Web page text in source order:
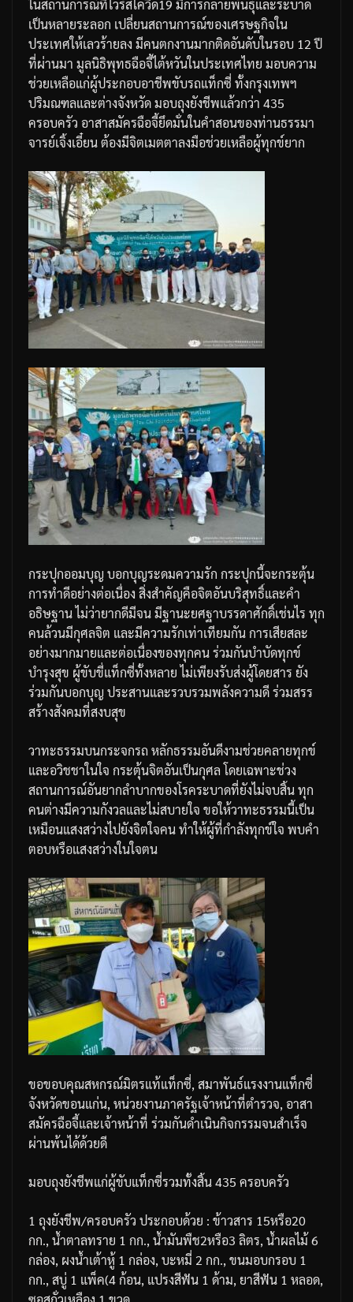
ในสถานการณ์ที่ไวรัสโควิด19 มีการกลายพันธุ์และระบาด
เป็นหลายระลอก เปลี่ยนสถานการณ์ของเศรษฐกิจใน
ประเทศให้เลวร้ายลง มีคนตกงานมากติดอันดับในรอบ 12ปี
ที่ผ่านมา มูลนิธิพุทธฉือจี้ไต้หวันในประเทศไทย มอบความ
ช่วยเหลือแก่ผู้ประกอบอาชีพขับรถแท็กซี่ ทั้งกรุงเทพฯ
ปริมณฑลและต่างจังหวัดมอบถุงยังชีพแล้วกว่า 435
ครอบครัว อาสาสมัครฉือจี้ยึดมั่นในคำสอนของท่านธรรมา
จารย์เจิ้งเอี๋ยนต้องมีจิตเมตตาลงมือช่วยเหลือผู้ทุกข์ยาก
กระปุกออมบุญ บอกบุญระดมความรัก กระปุกนี้จะกระตุ้น
การทำดีอย่างต่อเนื่อง สิ่งสำคัญคือจิตอันบริสุทธิ์และคำ
อธิษฐานไม่ว่ายากดีมีจนมีฐานะยศฐาบรรดาศักดิ์เช่นไร ทุก
คนล้วนมีกุศลจิต และมีความรักเท่าเทียมกันการเสียสละ
อย่างมากมายและต่อเนื่องของทุกคนร่วมกันบำบัดทุกข์
บำรุงสุข ผู้ขับขี่แท็กซี่ทั้งหลาย ไม่เพียงรับส่งผู้โดยสาร ยัง
ร่วมกันบอกบุญ ประสานและรวบรวมพลังความดีร่วมสรร
สร้างสังคมที่สงบสุข
วาทะธรรมบนกระจกรถ หลักธรรมอันดีงามช่วยคลายทุกข์
และอวิชชาในใจ กระตุ้นจิตอันเป็นกุศล โดยเฉพาะช่วง
สถานการณ์อันยากลำบากของโรคระบาดที่ยังไม่จบสิ้นทุก
คนต่างมีความกังวลและไม่สบายใจ ขอให้วาทะธรรมนี้เป็น
เหมือนแสงสว่างไปยังจิตใจคนทำให้ผู้ที่กำลังทุกข์ใจ พบคำ
ตอบหรือแสงสว่างในใจตน
ขอขอบคุณสหกรณ์มิตรแท้แท็กซี่, สมาพันธ์แรงงานแท็กซี่
จังหวัดขอนแก่น, หน่วยงานภาครัฐเจ้าหน้าที่ตำรวจ, อาสา
สมัครฉือจี้และเจ้าหน้าที่ ร่วมกันดำเนินกิจกรรมจนสำเร็จ
ผ่านพ้นได้ด้วยดี
มอบถุงยังชีพแก่ผู้ขับแท็กซี่รวมทั้งสิ้น435 ครอบครัว
1 ถุงยังชีพ/ครอบครัว ประกอบด้วย : ข้าวสาร 15หรือ20
กก., น้ำตาลทราย 1 กก., น้ำมันพืช2หรือ3 ลิตร, น้ำผลไม้ 6
กล่อง, ผงน้ำเต้าหู้ 1 กล่อง, บะหมี่ 2 กก., ขนมอบกรอบ 1
กก., สบู่ 1 แพ็ค(4ก้อน, แปรงสีฟัน 1 ด้าม, ยาสีฟัน 1 หลอด,